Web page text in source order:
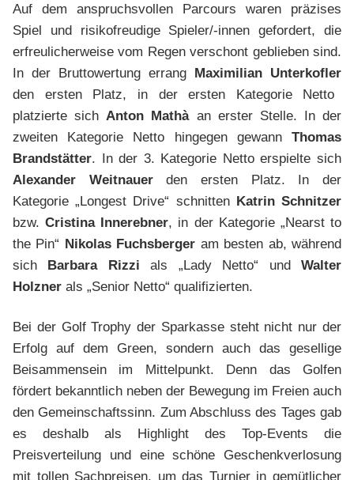
Auf dem anspruchsvollen Parcours waren präzises
Spiel und risikofreudige Spieler/-innen gefordert, die
erfreulicherweise vom Regen verschont geblieben sind.
In der Bruttowertung errang Maximilian Unterkofler
den ersten Platz, in der ersten Kategorie Netto
platzierte sichAnton Mathàan erster Stelle. In der
zweiten Kategorie Netto hingegen gewann Thomas
Brandstätter. In der 3. Kategorie Netto erspielte sich
Alexander Weitnauerden ersten Platz. In der
Kategorie „Longest Drive“ schnitten Katrin Schnitzer
bzw.Cristina Innerebner, in der Kategorie „Nearst to
the Pin“ Nikolas Fuchsberger am besten ab, während
sich Barbara Rizzi als „Lady Netto“ undWalter
Holzner als „Senior Netto“ qualifizierten.
Bei der Golf Trophy der Sparkasse steht nicht nur der
Erfolg auf dem Green, sondern auch das gesellige
Beisammensein im Mittelpunkt. Denn das Golfen
fördert bekanntlich neben der Bewegung im Freien auch
den Gemeinschaftssinn. Zum Abschluss des Tages gab
es deshalb als Highlight des Top-Events die
Preisverteilung und eine schöne Geschenkverlosung
mit tollen Sachpreisen, um das Turnier in gemütlicher